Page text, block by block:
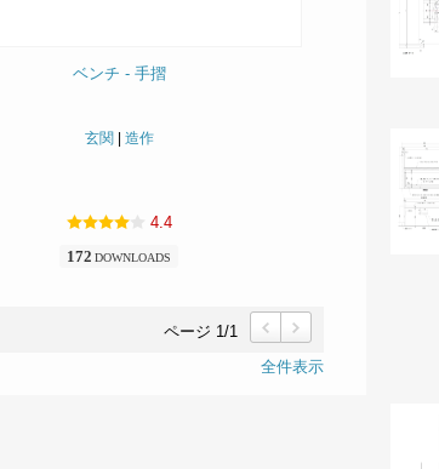
ベンチ - 手摺
玄関 造作
4.4
172 DOWNLOADS
ページ 1/1
前
次
全件表示